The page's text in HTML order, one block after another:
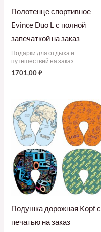
Полотенце спортивное
Evince Duo L с полной
запечаткой на заказ
Подарки для отдыха и
путешествий на заказ
1701,00₽
Подушка дорожная Kopf с
печатью на заказ